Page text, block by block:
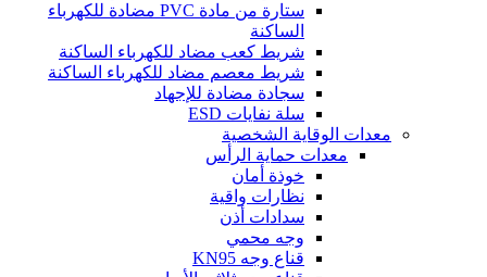
ستارة من مادة PVC مضادة للكهرباء
الساكنة
شريط كعب مضاد للكهرباء الساكنة
شريط معصم مضاد للكهرباء الساكنة
سجادة مضادة للإجهاد
سلة نفايات ESD
معدات الوقاية الشخصية
معدات حماية الرأس
خوذة أمان
نظارات واقية
سدادات أذن
وجه محمي
قناع وجه KN95